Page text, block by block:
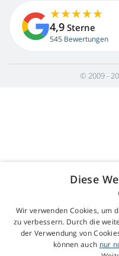
4,9 Sterne
545 Bewertungen
© 2009 -
Diese
Wir verwenden Cookies, um
zu verbessern. Durch die
der Verwendung von
können auch nur